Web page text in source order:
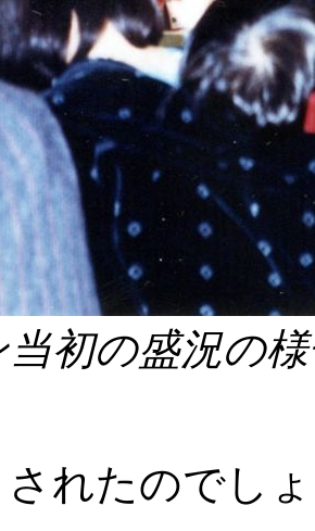
初の盛況の
れたのでし